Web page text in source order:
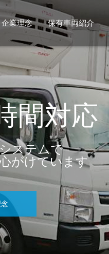
企業理念 保有車両紹介
間対応
ステムで
がけています